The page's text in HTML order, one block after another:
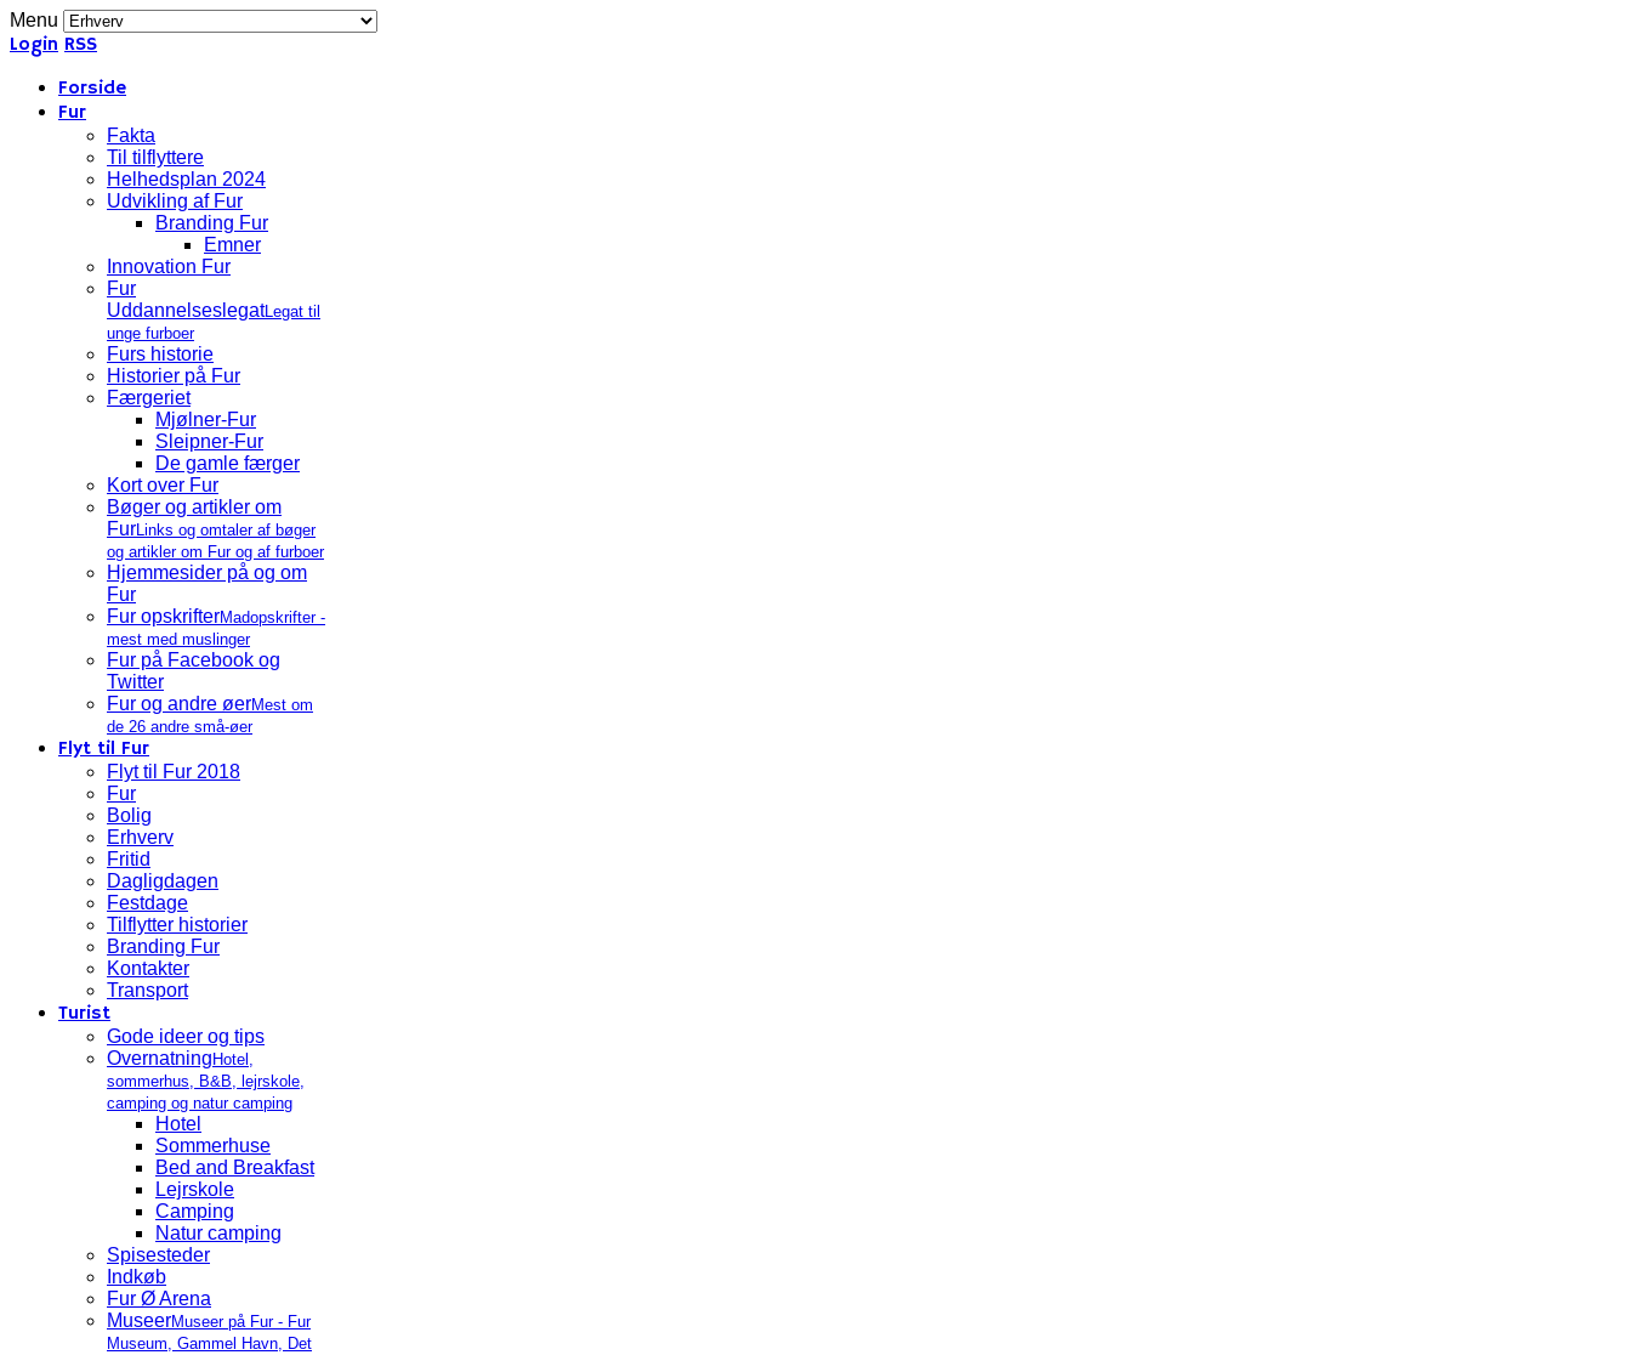
Menu
Login RSS
Forside
Fur
Fakta
Til tilflyttere
Helhedsplan 2024
Udvikling af Fur
Branding Fur
Emner
Innovation Fur
Fur
UddannelseslegatLegat til
unge furboer
Furs historie
Historier på Fur
Færgeriet
Mjølner-Fur
Sleipner-Fur
De gamle færger
Kort over Fur
Bøger og artikler om
FurLinks og omtaler af bøger
og artikler om Fur og af furboer
Hjemmesider på og om
Fur
Fur opskrifterMadopskrifter -
mest med muslinger
Fur på Facebook og
Twitter
Fur og andre øerMest om
de 26 andre små-øer
Flyt til Fur
Flyt til Fur 2018
Fur
Bolig
Erhverv
Fritid
Dagligdagen
Festdage
Tilflytter historier
Branding Fur
Kontakter
Transport
Turist
Gode ideer og tips
Overnatning Hotel,
sommerhus, B&B, lejrskole,
camping og natur camping
Hotel
Sommerhuse
Bed and Breakfast
Lejrskole
Camping
Natur camping
Spisesteder
Indkøb
Fur Ø Arena
MuseerMuseer på Fur - Fur
Museum, Gammel Havn, Det